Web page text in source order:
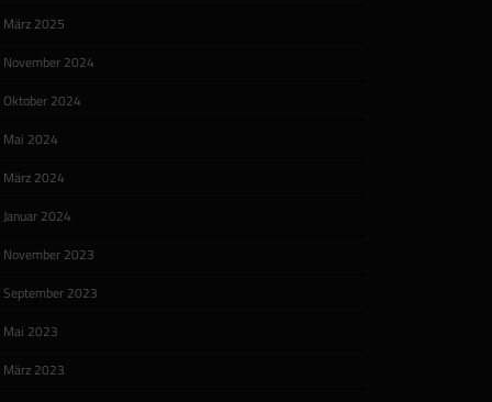
März 2025
November 2024
Oktober 2024
Mai 2024
März 2024
Januar 2024
November 2023
September 2023
Mai 2023
März 2023